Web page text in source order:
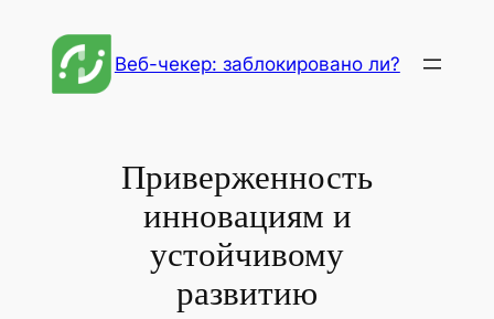
содержимому
Веб-чекер: заблокировано ли?
Приверженность
инновациям и
устойчивому
развитию